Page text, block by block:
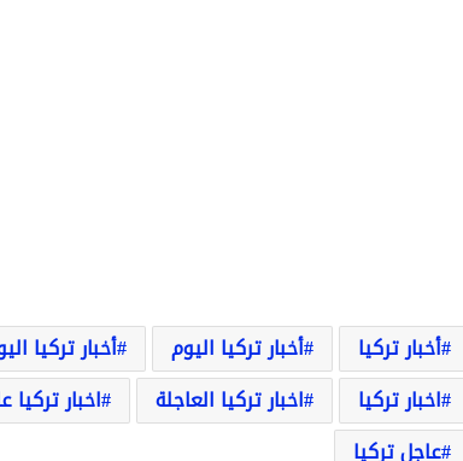
أخبار تركيا أخبار تركيا اليوم أخبار تركيا
اخبار تركيا
اخبار تركيا العاجلة اخبار تركيا
عاجل تركيا